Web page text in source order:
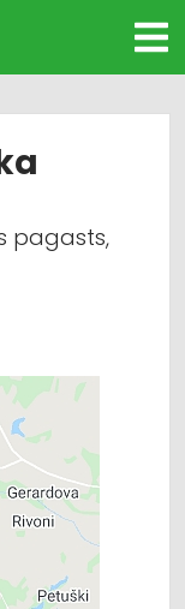
pagasts,